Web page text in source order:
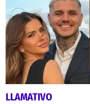
LLAMATIVO